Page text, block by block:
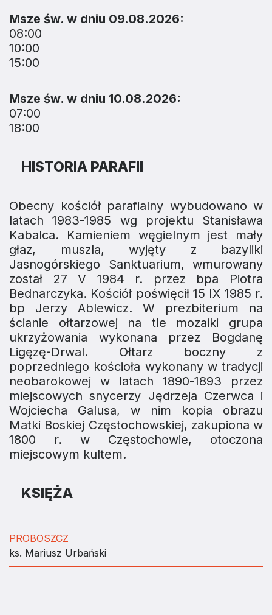
Msze św. w dniu 09.08.2026:
08:00
10:00
15:00
Msze św. w dniu 10.08.2026:
07:00
18:00
HISTORIA PARAFII
Obecny kościół parafialny wybudowano w
latach 1983-1985 wg projektu Stanisława
Kabalca. Kamieniem węgielnym jest mały
głaz, muszla, wyjęty z bazyliki
Jasnogórskiego Sanktuarium, wmurowany
został 27 V 1984 r. przez bpa Piotra
Bednarczyka. Kościół poświęcił 15 IX 1985 r.
bp Jerzy Ablewicz. W prezbiterium na
ścianie ołtarzowej na tle mozaiki grupa
ukrzyżowania wykonana przez Bogdanę
Ligęzę-Drwal. Ołtarz boczny z
poprzedniego kościoła wykonany w tradycji
neobarokowej w latach 1890-1893 przez
miejscowych snycerzy Jędrzeja Czerwca i
Wojciecha Galusa, w nim kopia obrazu
Matki Boskiej Częstochowskiej, zakupiona w
1800 r. w Częstochowie, otoczona
miejscowym kultem.
KSIĘŻA
PROBOSZCZ
ks. Mariusz Urbański